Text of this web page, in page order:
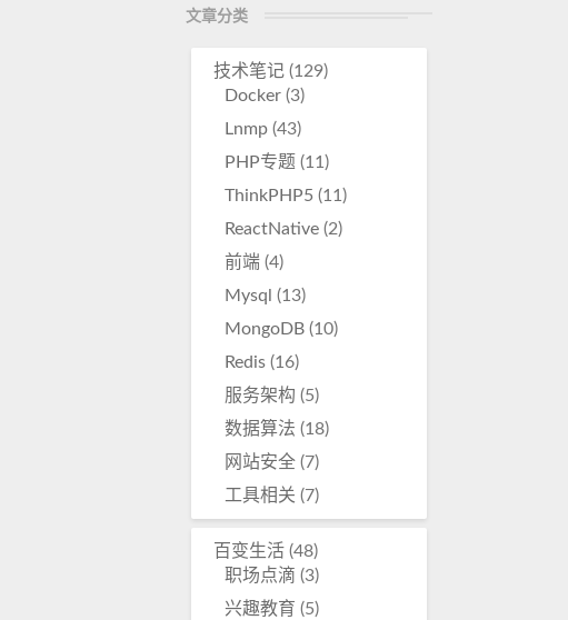
文章分类
技术笔记(129)
Docker(3)
Lnmp(43)
PHP专题 (11)
ThinkPHP5(11)
ReactNative(2)
前端(4)
Mysql (13)
MongoDB(10)
Redis(16)
服务架构 (5)
数据算法 (18)
网站安全(7)
工具相关 (7)
百变生活(48)
职场点滴 (3)
兴趣教育 (5)